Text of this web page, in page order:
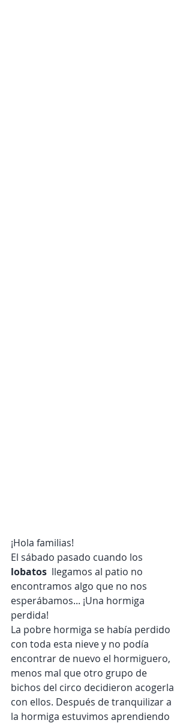
¡Hola familias!
El sábado pasado cuando los
lobatos
  llegamos al patio no
encontramos algo que no nos
esperábamos... ¡Una hormiga
perdida!
La pobre hormiga se había perdido
con toda esta nieve y no podía
encontrar de nuevo el hormiguero,
menos mal que otro grupo de
bichos del circo decidieron acogerla
con ellos. Después de tranquilizar a
la hormiga estuvimos aprendiendo